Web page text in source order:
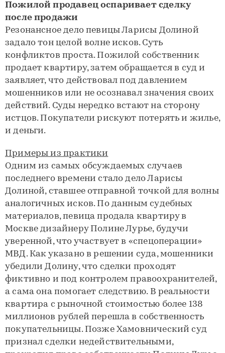
Пожилой продавец оспаривает сделку
после продажи
Резонансное дело певицы Ларисы Долиной
задало тон целой волне исков. Суть
конфликтов проста. Пожилой собственник
продает квартиру, затем обращается в суд и
заявляет, что действовал под давлением
мошенников или не осознавал значения своих
действий. Суды нередко встают на сторону
истцов. Покупатели рискуют потерять и жилье,
и деньги.
Примеры из практики
Одним из самых обсуждаемых случаев
последнего времени стало дело Ларисы
Долиной, ставшее отправной точкой для волны
аналогичных исков. По данным судебных
материалов, певица продала квартиру в
Москве дизайнеру Полине Лурье, будучи
уверенной, что участвует в «спецоперации»
МВД. Как указано в решении суда, мошенники
убедили Долину, что сделки проходят
фиктивно и под контролем правоохранителей,
а сама она помогает следствию. В реальности
квартира с рыночной стоимостью более 138
миллионов рублей перешла в собственность
покупательницы. Позже Хамовнический суд
признал сделки недействительными,